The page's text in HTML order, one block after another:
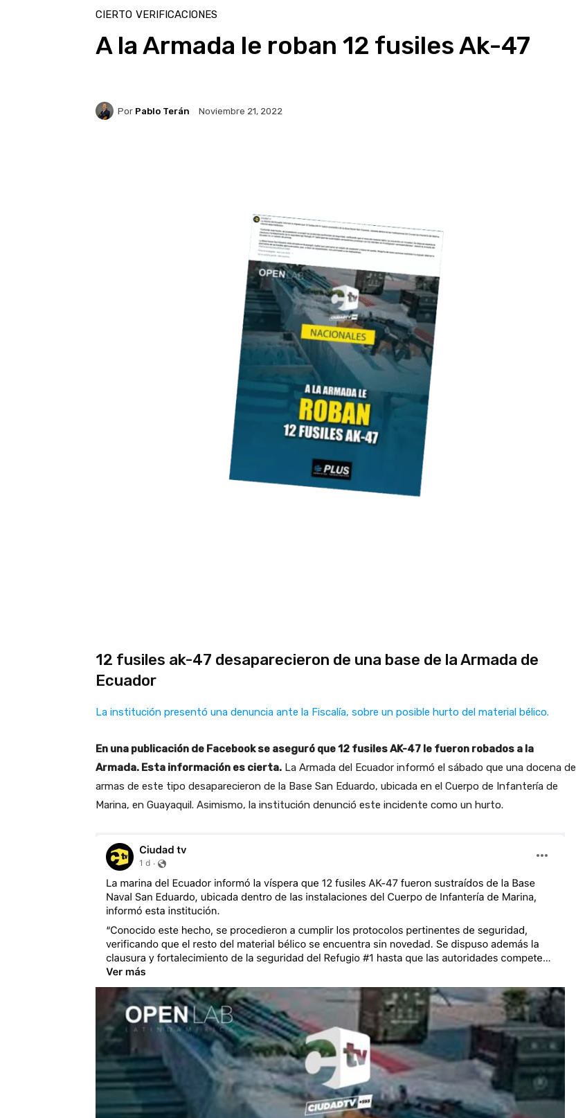
CIERTO VERIFICACIONES
A la Armada le roban 12 fusiles Ak-47
Por Pablo Terán Noviembre 21, 2022
12 fusiles ak-47 desaparecieron de una base de la Armada de
Ecuador
La institución presentó una denuncia ante la Fiscalía, sobre un posible hurto del material bélico.
En una publicación de Facebook se aseguró que 12 fusiles AK-47 le fueron robados a la
Armada. Esta información es cierta. La Armada del Ecuador informó el sábado que una docena de
armas de este tipo desaparecieron de la Base San Eduardo, ubicada en el Cuerpo de Infantería de
Marina, en Guayaquil. Asimismo, la institución denunció este incidente como un hurto.